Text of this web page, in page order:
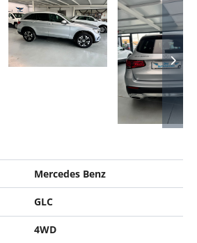
Mercedes Benz
GLC
4WD